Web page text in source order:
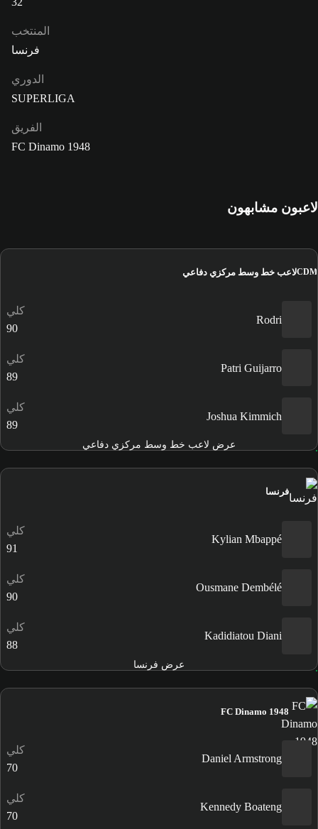
المنتخب
فرنسا
الدوري
SUPERLIGA
الفريق
FC Dinamo 1948
لاعبون مشابهون
CDMلاعب خط وسط مركزي دفاعي
Rodri
كلي
90
Patri Guijarro
كلي
89
Joshua Kimmich
كلي
89
عرض لاعب خط وسط مركزي دفاعي
فرنسا
Kylian Mbappé
كلي
91
Ousmane Dembélé
كلي
90
Kadidiatou Diani
كلي
88
عرض فرنسا
FC Dinamo 1948
Daniel Armstrong
كلي
70
Kennedy Boateng
كلي
70